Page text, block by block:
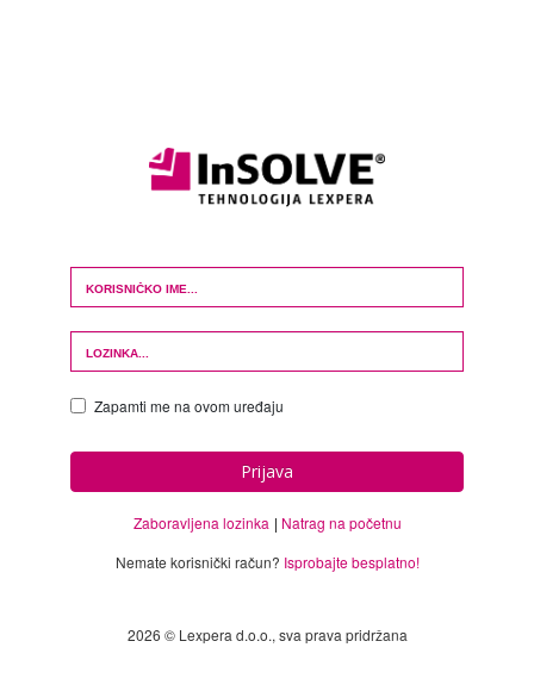
Login Form
Zapamti me na ovom uređaju
Prijava
Zaboravljena lozinka
Natrag na početnu
Nemate korisnički račun? Isprobajte besplatno!
2026 © Lexpera d.o.o., sva prava pridržana